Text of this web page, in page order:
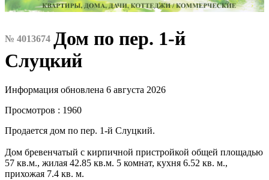
№ 4013674 Дом по пер. 1-й
Слуцкий
Информация обновлена 6 августа 2026
Просмотров : 1960
Продается дом по пер. 1-й Слуцкий.
Дом бревенчатый с кирпичной пристройкой общей площадью
57 кв.м., жилая 42.85 кв.м. 5 комнат, кухня 6.52 кв. м.,
прихожая 7.4 кв. м.